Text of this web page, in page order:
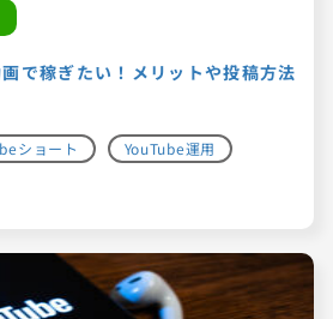
で稼ぎたい！メリットや投稿方法
ショート YouTube運用